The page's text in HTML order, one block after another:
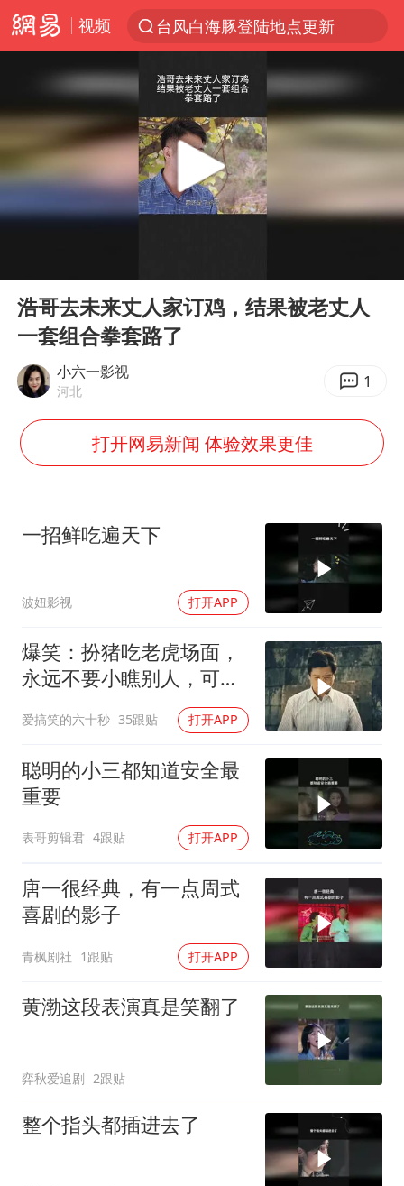
视频
台风白海豚登陆地点更新
看守所辅警收受10万获刑1年
台风白海豚进入48小时警戒线
陈熠被张本美和连扳三局逆转
法国将禁止“未经同意的电话营销”
宇树科技 打新
房主任回应争议
把党建设得更加坚强有力
41岁女子为鼓励女儿考上985研究生
奋进开新局 实干挑大梁
Play
浩哥去未来丈人家订鸡，结果被老丈人
一套组合拳套路了
小六一影视
河北 1
打开网易新闻 体验效果更佳
一招鲜吃遍天下
波妞影视 打开APP
爆笑：扮猪吃老虎场面，
永远不要小瞧别人，可能
爱搞笑的六十秒 35跟贴 打开APP
聪明的小三都知道安全最
重要
表哥剪辑君 4跟贴 打开APP
唐一很经典，有一点周式
喜剧的影子
青枫剧社 1跟贴 打开APP
黄渤这段表演真是笑翻了
弈秋爱追剧 2跟贴
整个指头都插进去了